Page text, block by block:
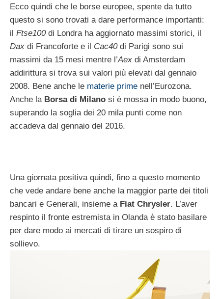
Ecco quindi che le borse europee, spente da tutto
questo si sono trovati a dare performance importanti:
il Ftse100di Londra ha aggiornato massimi storici, il
Dax di Francoforte e il Cac40di Parigi sono sui
massimi da 15 mesi mentre l’Aex di Amsterdam
addirittura si trova sui valori più elevati dal gennaio
2008. Bene anche le materie prime nell’Eurozona.
Anche la Borsa di Milano si è mossa in modo buono,
superando la soglia dei 20 mila punti come non
accadeva dal gennaio del 2016.
Una giornata positiva quindi, fino a questo momento
che vede andare bene anche la maggior parte dei titoli
bancari e Generali, insieme a Fiat Chrysler. L’aver
respinto il fronte estremista in Olanda è stato basilare
per dare modo ai mercati di tirare un sospiro di
sollievo.